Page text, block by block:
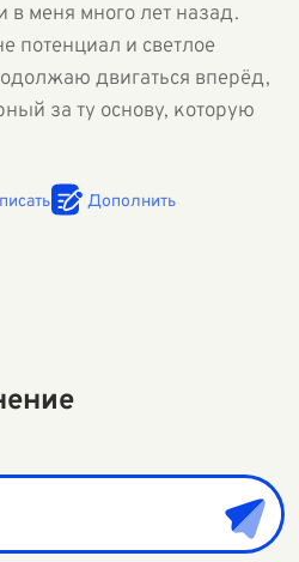
в меня много лет назад.
потенциал и светлое
двигаться вперёд,
за ту основу, которую
Дополнить